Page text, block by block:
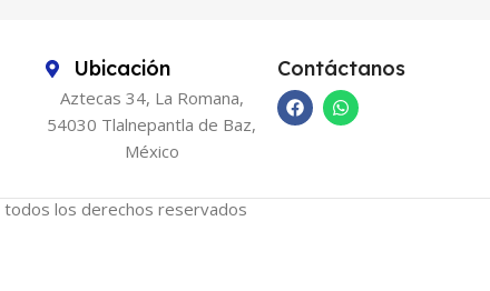
Ubicación
Aztecas 34, La Romana,
54030 Tlalnepantla de Baz,
México
Contáctanos
todos los derechos reservados